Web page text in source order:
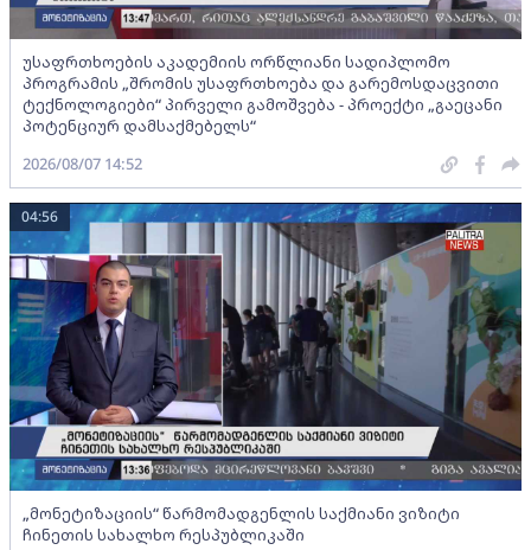
უსაფრთხოების აკადემიის ორწლიანი სადიპლომო
პროგრამის „შრომის უსაფრთხოება და გარემოსდაცვითი
ტექნოლოგიები“ პირველი გამოშვება - პროექტი „გაეცანი
პოტენციურ დამსაქმებელს“
2026/08/07 14:52
„მონეტიზაციის“ წარმომადგენლის საქმიანი ვიზიტი
ჩინეთის სახალხო რესპუბლიკაში
04:56